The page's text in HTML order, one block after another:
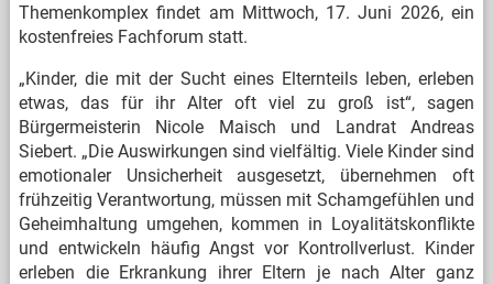
Themenkomplex findet am Mittwoch, 17. Juni 2026, ein
kostenfreies Fachforum statt.
„Kinder, die mit der Sucht eines Elternteils leben, erleben
etwas, das für ihr Alter oft viel zu groß ist“, sagen
Bürgermeisterin Nicole Maisch und Landrat Andreas
Siebert. „Die Auswirkungen sind vielfältig. Viele Kinder sind
emotionaler Unsicherheit ausgesetzt, übernehmen oft
frühzeitig Verantwortung, müssen mit Schamgefühlen und
Geheimhaltung umgehen, kommen in Loyalitätskonflikte
und entwickeln häufig Angst vor Kontrollverlust. Kinder
erleben die Erkrankung ihrer Eltern je nach Alter ganz